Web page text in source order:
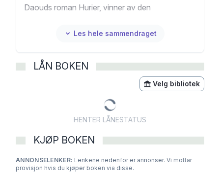
Daouds roman Hurier, vinner av den
2024. Nyttårsaften 1999 var jentungen Aube
islamistenes grusomme angrep. Kun moren og
barnet overlevde, men Aube ble merket for livet
da angriperne forsøkte å skjære over strupen
hennes. Hun fikk ødelagt stemmebåndene og ble
dømt til å leve med arret etter et 17 cm langt
knivsnitt, som et grotesk «smil» under munnen.
20 år senere er Aube fremdeles stemmeløs. Hun
henvender hun seg til sin ufødte datter – og til
leseren – med beretningen om det fryktelige som
Les hele sammendraget
LÅN BOKEN
Velg bibliotek
HENTER LÅNESTATUS
KJØP BOKEN
ANNONSELENKER: Lenkene nedenfor er annonser. Vi mottar
provisjon hvis du kjøper boken via disse.